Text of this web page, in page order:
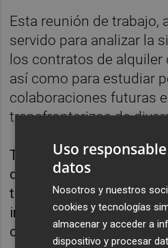
Esta reunión de trabajo,
servido para analizar la
los contratos de
así como para estudiar
colaboraciones futuras
transfronterizos de
También han analizado
de colaboración de
trenes turísticos y la
iniciativas para promover
calidad en ambos países.
Uso
datos
Nosotros y nuestros
cookies y tecnologías
almacenar y acceder a
dispositivo y procesar